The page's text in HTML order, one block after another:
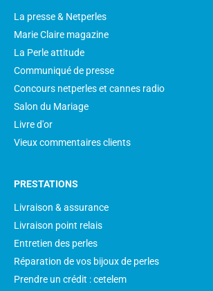
La presse & Netperles
Marie Claire magazine
La Perle attitude
Communiqué de presse
Concours netperles et cannes radio
Salon du Mariage
Livre d'or
Vieux commentaires clients
PRESTATIONS
Livraison & assurance
Livraison point relais
Entretien des perles
Réparation de vos bijoux de perles
Prendre un crédit : cetelem